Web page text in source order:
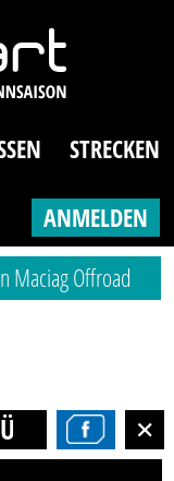
STRECKEN
ANMELDEN
Maciag Offroad